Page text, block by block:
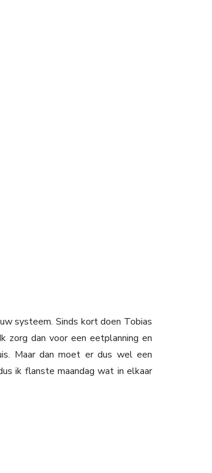
systeem. Sinds kort doen Tobias
zorg dan voor een eetplanning en
Maar dan moet er dus wel een
ik flanste maandag wat in elkaar